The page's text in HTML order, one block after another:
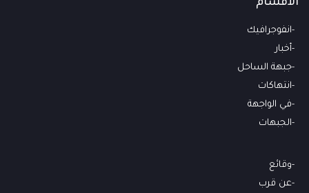
الأقسام
انفوجرافيك
أخبار
جبهة الساحل
انتهاكات
في الواجهة
الجبهات
وقائع
عن قرب